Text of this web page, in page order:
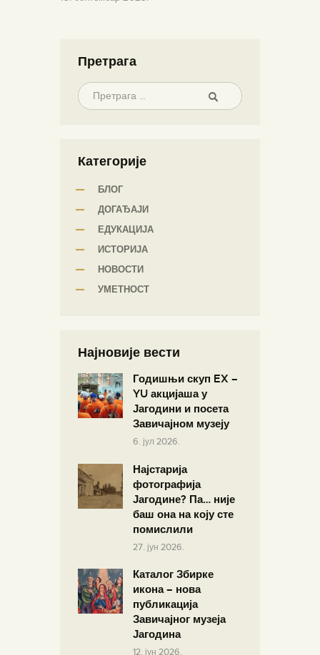
Претрага
Категорије
БЛОГ
ДОГАЂАЈИ
ЕДУКАЦИЈА
ИСТОРИЈА
НОВОСТИ
УМЕТНОСТ
Најновије вести
Годишњи скуп EX –
YU акцијаша у
Јагодини и посета
Завичајном музеју
6. јул 2026.
Најстарија
фотографија
Јагодине? Па… није
баш она на коју сте
помислили
27. јун 2026.
Каталог Збирке
икона – нова
публикација
Завичајног музеја
Јагодина
12. јун 2026.